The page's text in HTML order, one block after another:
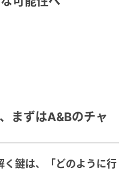
まずはA&Bのチャ
鍵は、「どのように行